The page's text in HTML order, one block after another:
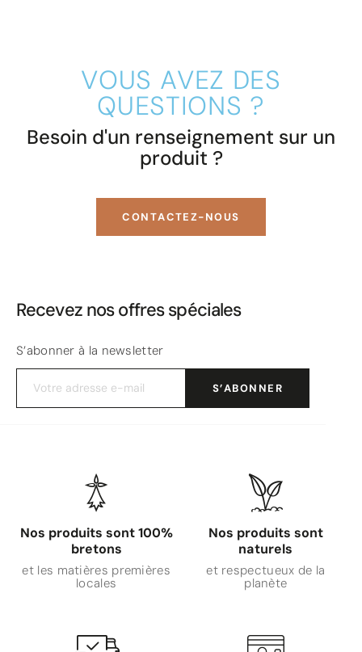
VOUS AVEZ DES
QUESTIONS ?
Besoin d'un renseignement sur un
produit ?
CONTACTEZ-NOUS
Recevez nos offres spéciales
S’abonner à la newsletter
Nos produits sont 100%
bretons
et les matières premières
locales
Nos produits sont
naturels
et respectueux de la
planète